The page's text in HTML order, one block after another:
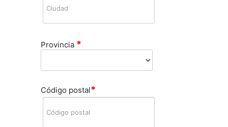
Provincia *
Código postal*